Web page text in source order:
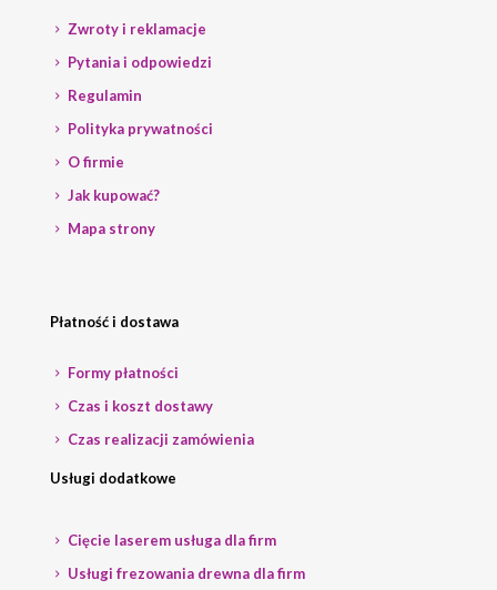
Zwroty i reklamacje
Pytania i odpowiedzi
Regulamin
Polityka prywatności
O firmie
Jak kupować?
Mapa strony
Płatność i dostawa
Formy płatności
Czas i koszt dostawy
Czas realizacji zamówienia
Usługi dodatkowe
Cięcie laserem usługa dla firm
Usługi frezowania drewna dla firm